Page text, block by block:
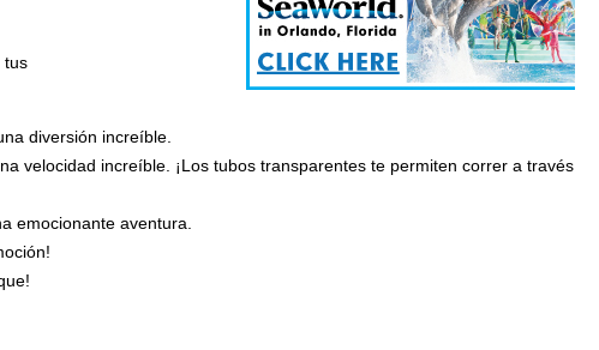
tus
diversión increíble.
velocidad increíble. ¡Los tubos transparentes te permiten correr a través
emocionante aventura.